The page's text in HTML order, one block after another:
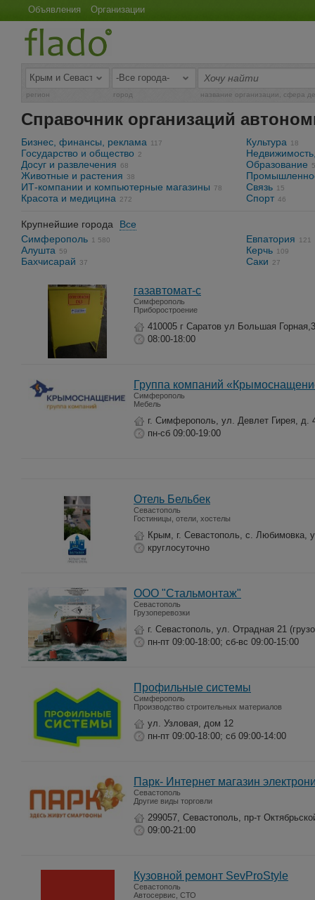
Объявления Организации
регион город название организации, сфера
Справочник организаций
Бизнес, финансы, реклама 117
Государство и общество 2
Досуг и развлечения 68
Животные и растения 38
ИТ-компании и компьютерные магазины 78
Красота и медицина 272
Культура 18
Образование
Связь 15
Спорт 46
Крупнейшие города
Все
Симферополь 1 580
Алушта 59
Бахчисарай 37
Евпатория 121
Керчь 109
Саки 27
газавтомат-с
Симферополь
Приборостроение
410005 г Саратов ул Большая
08:00-18:00
Группа компаний
Симферополь
Мебель
г. Симферополь, ул. Девлет Гирея, д.
пн-сб 09:00-19:00
Отель Бельбек
Севастополь
Гостиницы, отели, хостелы
Крым, г. Севастополь, с. Любимовка,
круглосуточно
ООО "Стальмонтаж"
Севастополь
Грузоперевозки
г. Севастополь, ул. Отрадная 21
пн-пт 09:00-18:00; сб-вс 09:00-15:00
Профильные системы
Симферополь
Производство строительных материалов
ул. Узловая, дом 12
пн-пт 09:00-18:00; сб 09:00-14:00
Парк- Интернет магазин
Севастополь
Другие виды торговли
299057, Севастополь, пр-т
09:00-21:00
Кузовной ремонт SevProStyle
Севастополь
Автосервис, СТО